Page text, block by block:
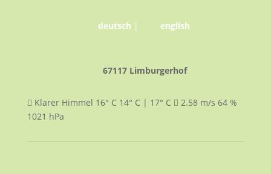
deutsch | english
67117 Limburgerhof
Klarer Himmel 16° C 14° C | 17° C 2.58 m/s 64 %
1021 hPa